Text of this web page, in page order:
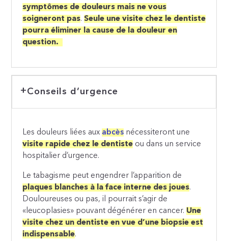
symptômes de douleurs mais ne vous
soigneront pas.Seule une visite chez le dentiste
pourra éliminer la cause de la douleur en
question.
Conseils d’urgence
Les douleurs liées aux abcès nécessiteront une
visite rapide chez le dentiste ou dans un service
hospitalier d’urgence.
Le tabagisme peut engendrer l’apparition de
plaques blanches à la face interne des joues.
Douloureuses ou pas, il pourrait s’agir de
«leucoplasies» pouvant dégénérer en cancer. Une
visite chez un dentiste en vue d’une biopsie est
indispensable.